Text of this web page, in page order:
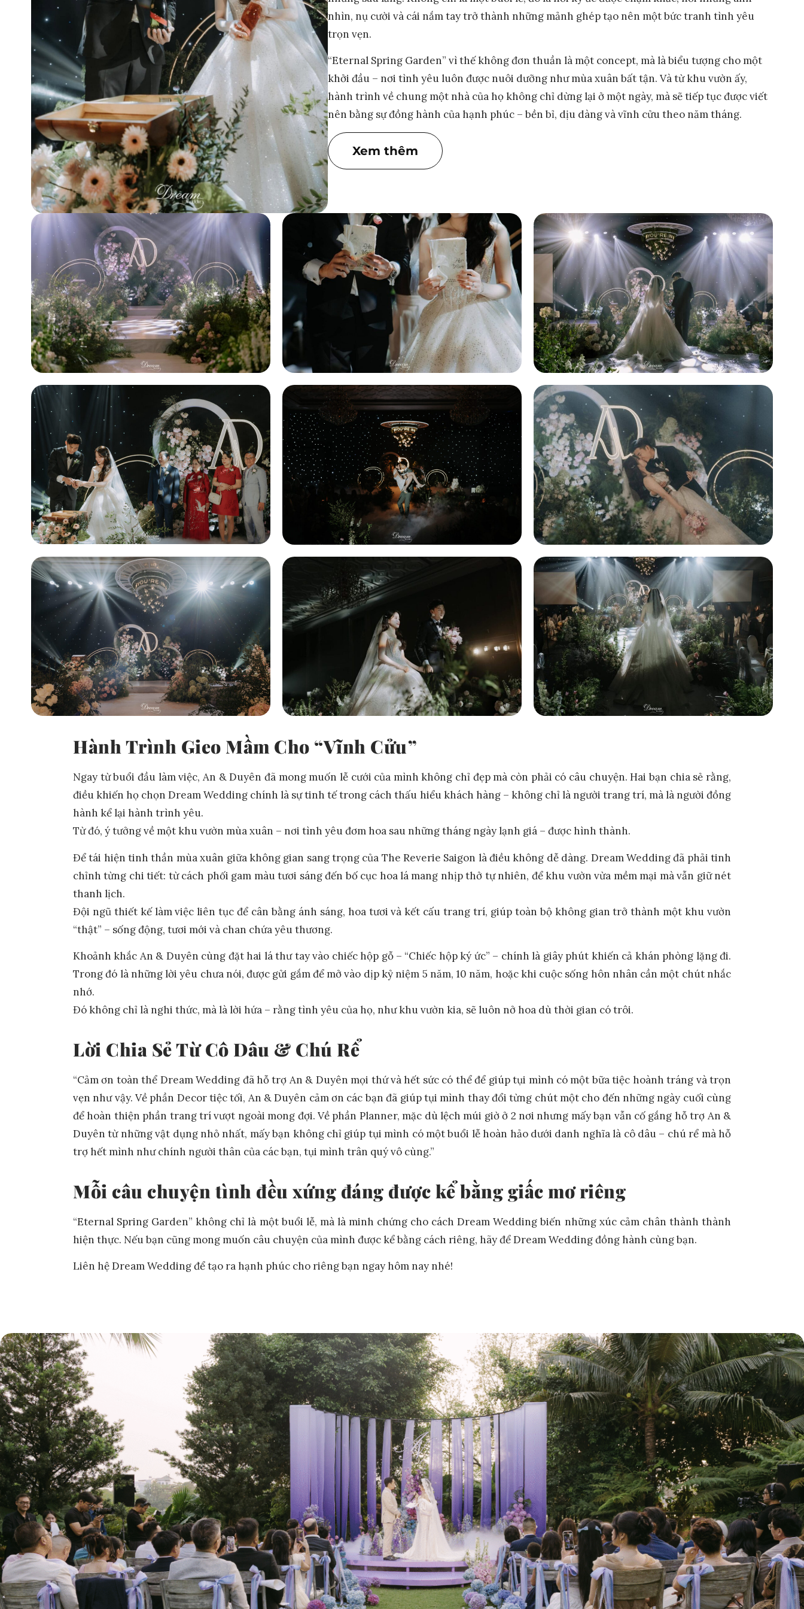
nhìn, nụ cười và cái nắm tay trở thành những mảnh ghép tạo nên một bức tranh tình yêu
trọn vẹn.
“Eternal Spring Garden” vì thế không đơn thuần là một concept, mà là biểu tượng cho một
khởi đầu – nơi tình yêu luôn được nuôi dưỡng như mùa xuân bất tận. Và từ khu vườn ấy,
hành trình về chung một nhà của họ không chỉ dừng lại ở một ngày, mà sẽ tiếp tục được viết
nên bằng sự đồng hành của hạnh phúc – bền bỉ, dịu dàng và vĩnh cửu theo năm tháng.
Xem thêm
Hành Trình Gieo Mầm Cho “Vĩnh Cửu”
Ngay từ buổi đầu làm việc, An & Duyên đã mong muốn lễ cưới của mình không chỉ đẹp mà còn phải có câu chuyện. Hai bạn chia sẻ rằng,
điều khiến họ chọn Dream Wedding chính là sự tinh tế trong cách thấu hiểu khách hàng – không chỉ là người trang trí, mà là người đồng
hành kể lại hành trình yêu.
Từ đó, ý tưởng về một khu vườn mùa xuân – nơi tình yêu đơm hoa sau những tháng ngày lạnh giá – được hình thành.
Để tái hiện tinh thần mùa xuân giữa không gian sang trọng của The Reverie Saigon là điều không dễ dàng. Dream Wedding đã phải tinh
chỉnh từng chi tiết: từ cách phối gam màu tươi sáng đến bố cục hoa lá mang nhịp thở tự nhiên, để khu vườn vừa mềm mại mà vẫn giữ nét
thanh lịch.
Đội ngũ thiết kế làm việc liên tục để cân bằng ánh sáng, hoa tươi và kết cấu trang trí, giúp toàn bộ không gian trở thành một khu vườn
“thật” – sống động, tươi mới và chan chứa yêu thương.
Khoảnh khắc An & Duyên cùng đặt hai lá thư tay vào chiếc hộp gỗ – “Chiếc hộp ký ức” – chính là giây phút khiến cả khán phòng lặng đi.
Trong đó là những lời yêu chưa nói, được gửi gắm để mở vào dịp kỷ niệm 5 năm, 10 năm, hoặc khi cuộc sống hôn nhân cần một chút nhắc
nhớ.
Đó không chỉ là nghi thức, mà là lời hứa – rằng tình yêu của họ, như khu vườn kia, sẽ luôn nở hoa dù thời gian có trôi.
Lời Chia Sẻ Từ Cô Dâu & Chú Rể
“Cảm ơn toàn thể Dream Wedding đã hỗ trợ An & Duyên mọi thứ và hết sức có thể để giúp tụi mình có một bữa tiệc hoành tráng và trọn
vẹn như vậy. Về phần Decor tiệc tối, An & Duyên cảm ơn các bạn đã giúp tụi mình thay đổi từng chút một cho đến những ngày cuối cùng
để hoàn thiện phần trang trí vượt ngoài mong đợi. Về phần Planner, mặc dù lệch múi giờ ở 2 nơi nhưng mấy bạn vẫn cố gắng hỗ trợ An &
Duyên từ những vật dụng nhỏ nhất, mấy bạn không chỉ giúp tụi mình có một buổi lễ hoàn hảo dưới danh nghĩa là cô dâu – chú rể mà hỗ
trợ hết mình như chính người thân của các bạn, tụi mình trân quý vô cùng.”
Mỗi câu chuyện tình đều xứng đáng được kể bằng giấc mơ riêng
“Eternal Spring Garden” không chỉ là một buổi lễ, mà là minh chứng cho cách Dream Wedding biến những xúc cảm chân thành thành
hiện thực. Nếu bạn cũng mong muốn câu chuyện của mình được kể bằng cách riêng, hãy để Dream Wedding đồng hành cùng bạn.
Liên hệ Dream Wedding để tạo ra hạnh phúc cho riêng bạn ngay hôm nay nhé!